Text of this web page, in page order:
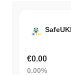
€0.00
0.00%